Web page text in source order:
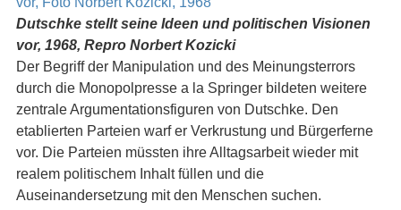
Dutschke stellt seine Ideen und politischen Visionen
vor, 1968, Repro Norbert Kozicki
Der Begriff der Manipulation und des Meinungsterrors
durch die Monopolpresse a la Springer bildeten weitere
zentrale Argumentationsfiguren von Dutschke. Den
etablierten Parteien warf er Verkrustung und Bürgerferne
vor. Die Parteien müssten ihre Alltagsarbeit wieder mit
realem politischem Inhalt füllen und die
Auseinandersetzung mit den Menschen suchen.